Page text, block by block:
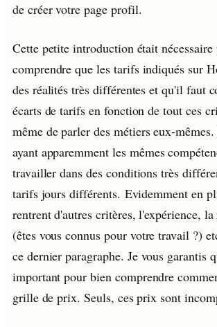
de créer votre page profil.
Cette petite introduction était nécessaire
comprendre que les tarifs indiqués sur
des réalités très différentes et qu'il faut
écarts de tarifs en fonction de tout ces
même de parler des métiers eux-
ayant apparemment les mêmes
travailler dans des conditions très
tarifs jours différents. Evidemment en
rentrent d'autres critères, l'expérience, la
(êtes vous connus pour votre travail ?)
ce dernier paragraphe. Je vous garantis
important pour bien comprendre
grille de prix. Seuls, ces prix sont